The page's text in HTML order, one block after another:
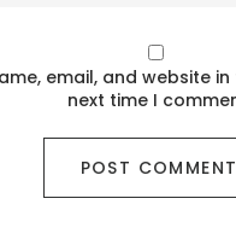
email, and website
next time I